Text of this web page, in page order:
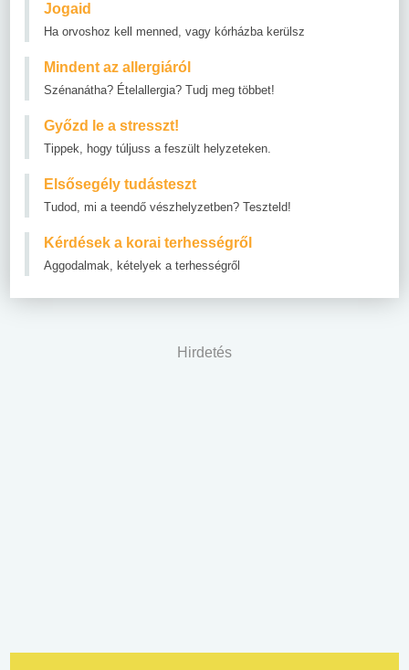
Jogaid
Ha orvoshoz kell menned, vagy kórházba kerülsz
Mindent az allergiáról
Szénanátha? Ételallergia? Tudj meg többet!
Győzd le a stresszt!
Tippek, hogy túljuss a feszült helyzeteken.
Elsősegély tudásteszt
Tudod, mi a teendő vészhelyzetben? Teszteld!
Kérdések a korai terhességről
Aggodalmak, kételyek a terhességről
Hirdetés